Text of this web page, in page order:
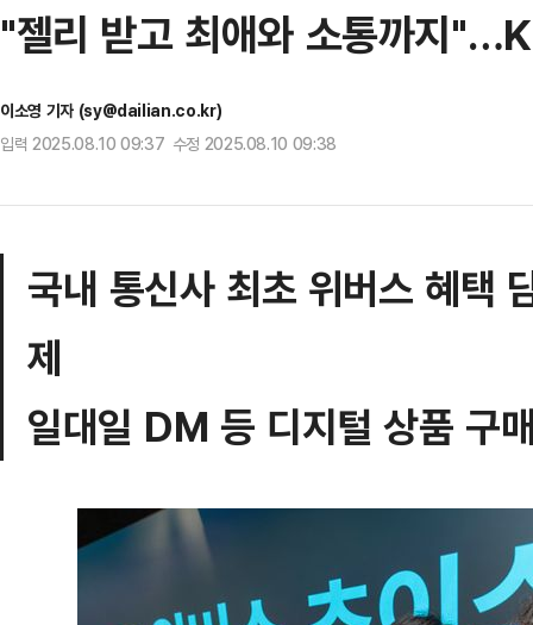
"젤리 받고 최애와 소통까지
이소영 기자 (sy@dailian.co.kr)
입력 2025.08.10 09:37 수정 2025.08.10 09:38
국내 통신사 최초 위버스 혜택
제
일대일 DM 등 디지털 상품 구